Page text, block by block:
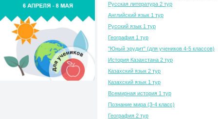
Русская литература 2 тур
Английский язык 1 тур
Русский язык 1 тур
География 1 тур
"Юный эрудит" (для учеников 4-5 классов)
История Казахстана 2 тур
Казахский язык 2 тур
Казахский язык 1 тур
Всемирная история 1 тур
Познание мира (3-4 класс)
География 2 тур